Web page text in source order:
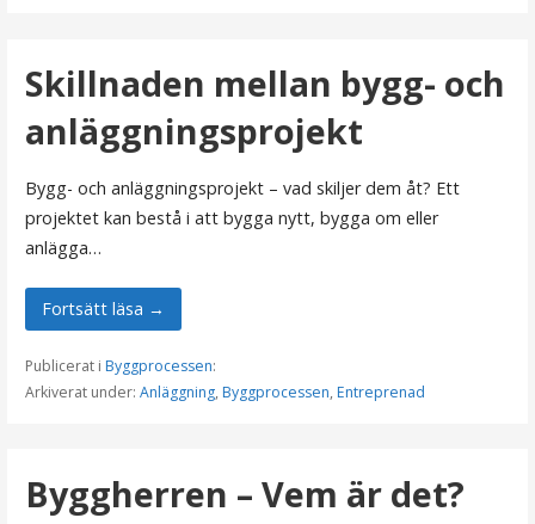
Skillnaden mellan bygg- och
anläggningsprojekt
Bygg- och anläggningsprojekt – vad skiljer dem åt? Ett
projektet kan bestå i att bygga nytt, bygga om eller
anlägga…
Fortsätt läsa →
Publicerat i Byggprocessen:
Arkiverat under: Anläggning, Byggprocessen, Entreprenad
Byggherren – Vem är det?